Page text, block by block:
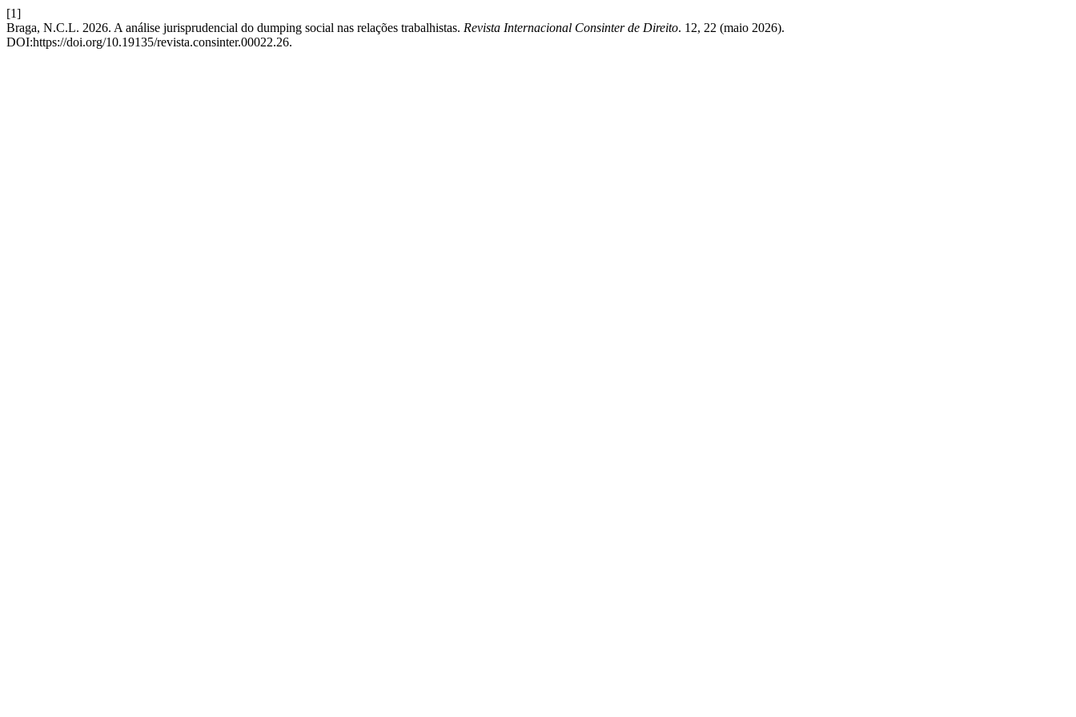
[1]
Braga, N.C.L. 2026. A análise jurisprudencial do dumping social nas relações trabalhistas. Revista Internacional Consinter de Direito. 12, 22 (maio 2026).
DOI:https://doi.org/10.19135/revista.consinter.00022.26.